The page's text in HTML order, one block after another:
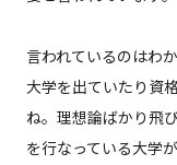
言われているのはわ
大学を出ていたり資
ね。理想論ばかり飛
を行なっている大学